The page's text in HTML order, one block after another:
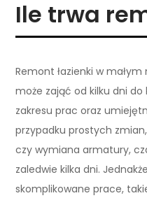
Ile trwa
Remont łazienki w
może zająć od kilku dni do
zakresu prac oraz
przypadku prostych
czy wymiana armatury,
zaledwie kilka dni.
skomplikowane prace,